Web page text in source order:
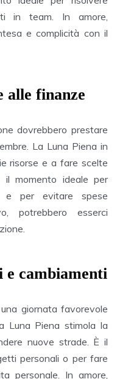
in team. In amore,
e complicità con il
alle finanze
dovrebbero prestare
La Luna Piena in
risorse e a fare scelte
il momento ideale per
e per evitare spese
potrebbero esserci
cambiamenti
giornata favorevole
Luna Piena stimola la
nuove strade. È il
personali o per fare
personale. In amore,